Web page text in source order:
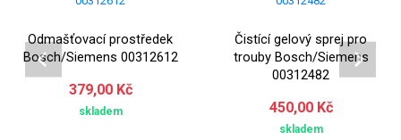
Odmašťovací prostředek
Bosch/Siemens 00312612
379,00 Kč
skladem
Čistící gelový sprej pro
trouby Bosch/Siemens
00312482
450,00 Kč
skladem